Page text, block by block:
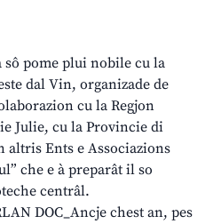
pome plui nobile cu la
dal Vin, organizade de
cu la Regjon
Julie, cu la Provincie di
altris Ents e Associazions
che e à preparât il so
centrâl.
DOC_Ancje chest an, pes